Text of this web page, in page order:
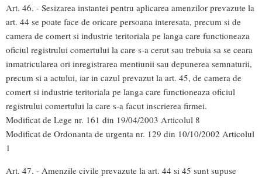
Art. 46. - Sesizarea instantei pentru aplicarea amenzilor prevazute la
art. 44 se poate face de oricare persoana interesata, precum si de
camera de comert si industrie teritoriala pe langa care functioneaza
oficiul registrului comertului la care s-a cerut sau trebuia sa se ceara
inmatricularea ori inregistrarea mentiunii sau depunerea semnaturii,
precum si a actului, iar in cazul prevazut la art. 45, de camera de
comert si industrie teritoriala pe langa care functioneaza oficiul
registrului comertului la care s-a facut inscrierea firmei.
Modificat de Lege nr. 161 din 19/04/2003 Articolul 8
Modificat de Ordonanta de urgenta nr. 129 din 10/10/2002 Articolul
1
Art. 47. - Amenzile civile prevazute la art. 44 si 45 sunt supuse